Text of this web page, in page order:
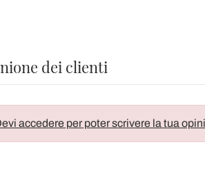
dei clienti
accedere per poter scrivere la tua